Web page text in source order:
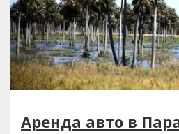
Аренда авто в